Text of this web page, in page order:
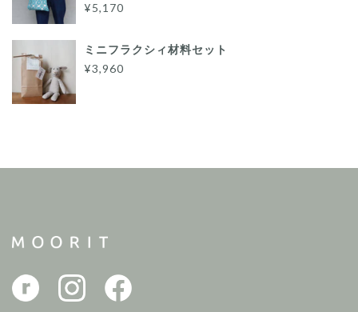
¥5,170
ミニフラクシィ材料セット
¥3,960